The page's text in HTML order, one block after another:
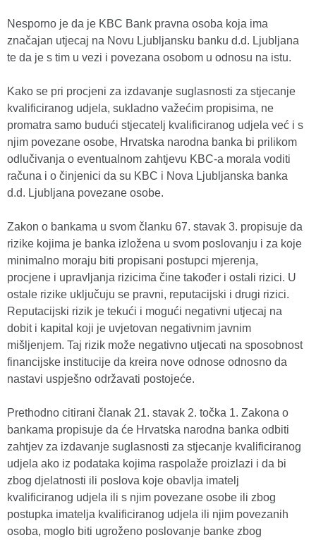
Nesporno je da je KBC Bank pravna osoba koja ima
značajan utjecaj na Novu Ljubljansku banku d.d. Ljubljana
te da je s tim u vezi i povezana osobom u odnosu na istu.
Kako se pri procjeni za izdavanje suglasnosti za stjecanje
kvalificiranog udjela, sukladno važećim propisima, ne
promatra samo budući stjecatelj kvalificiranog udjela već i s
njim povezane osobe, Hrvatska narodna banka bi prilikom
odlučivanja o eventualnom zahtjevu KBC-a morala voditi
računa i o činjenici da su KBC i Nova Ljubljanska banka
d.d. Ljubljana povezane osobe.
Zakon o bankama u svom članku 67. stavak 3. propisuje da
rizike kojima je banka izložena u svom poslovanju i za koje
minimalno moraju biti propisani postupci mjerenja,
procjene i upravljanja rizicima čine također i ostali rizici. U
ostale rizike uključuju se pravni, reputacijski i drugi rizici.
Reputacijski rizik je tekući i mogući negativni utjecaj na
dobit i kapital koji je uvjetovan negativnim javnim
mišljenjem. Taj rizik može negativno utjecati na sposobnost
financijske institucije da kreira nove odnose odnosno da
nastavi uspješno održavati postojeće.
Prethodno citirani članak 21. stavak 2. točka 1. Zakona o
bankama propisuje da će Hrvatska narodna banka odbiti
zahtjev za izdavanje suglasnosti za stjecanje kvalificiranog
udjela ako iz podataka kojima raspolaže proizlazi i da bi
zbog djelatnosti ili poslova koje obavlja imatelj
kvalificiranog udjela ili s njim povezane osobe ili zbog
postupka imatelja kvalificiranog udjela ili njim povezanih
osoba, moglo biti ugroženo poslovanje banke zbog